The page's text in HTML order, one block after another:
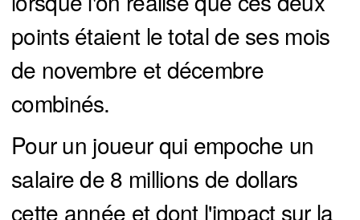
points étaient le total de ses mois
de novembre et décembre
combinés.
Pour un joueur qui empoche un
salaire de 8 millions de dollars
cette année et dont l'impact sur la